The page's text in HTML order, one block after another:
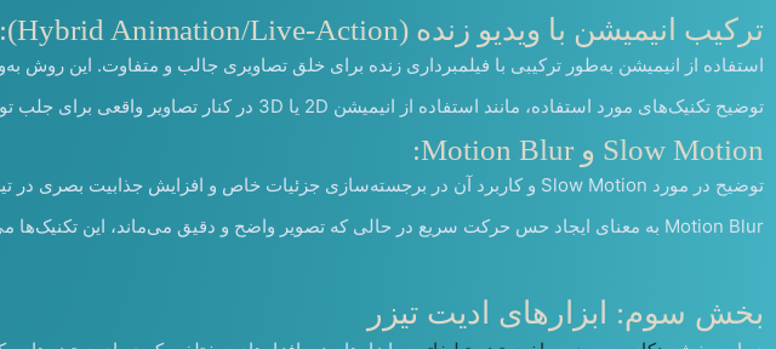
ترکیب انیمیشن با ویدیو زنده (Hybrid Animation/Live-Action):
استفاده از انیمیشن به‌طور ترکیبی با فیلمبرداری زنده برای خلق تصاویری جالب و متفاوت. این روش
توضیح تکنیک‌های مورد استفاده، مانند استفاده از انیمیشن 2D یا 3D در کنار تصاویر واقعی برای جلب توجه مخاطب.
Slow Motion و Motion Blur:
توضیح در مورد Slow Motion و کاربرد آن در برجسته‌سازی جزئیات خاص و افزایش جذابیت بصری در تیزرها.
Motion Blur به معنای ایجاد حس حرکت سریع در حالی که تصویر واضح و دقیق می‌ماند، این تکنیک‌ها می‌توانند در تیزرهای اکشن یا محصولات ورزشی بسیار مؤثر باشند.
بخش سوم: ابزارهای ادیت تیزر